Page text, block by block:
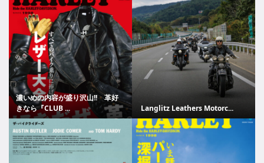
濃いめの内容が盛り沢山!! 革好
きなら『CLUB ...
Langlitz Leathers Motorc...